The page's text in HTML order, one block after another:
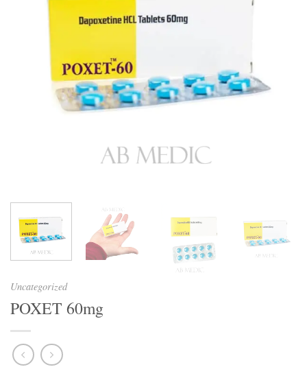
Uncategorized
POXET 60mg